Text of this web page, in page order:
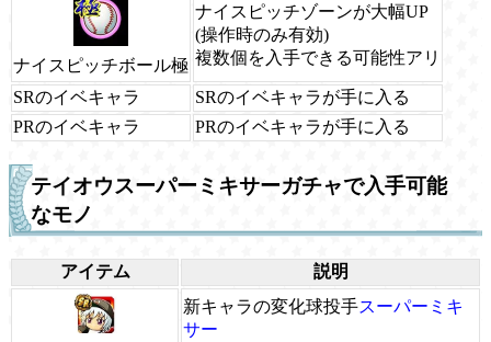
ナイスピッチボール極
ナイスピッチゾーンが大幅UP
(操作時のみ有効)
複数個を入手できる可能性アリ
SRのイベキャラ
SRのイベキャラが手に入る
PRのイベキャラ
PRのイベキャラが手に入る
テイオウスーパーミキサーガチャで入手可能
なモノ
アイテム 説明
新キャラの変化球投手スーパーミキ
サー